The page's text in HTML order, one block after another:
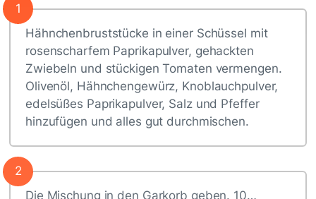
1
Hähnchenbruststücke in einer Schüssel mit
rosenscharfem Paprikapulver, gehackten
Zwiebeln und stückigen Tomaten vermengen.
Olivenöl, Hähnchengewürz, Knoblauchpulver,
edelsüßes Paprikapulver, Salz und Pfeffer
hinzufügen und alles gut durchmischen.
2
Die Mischung in den Garkorb geben. 10…